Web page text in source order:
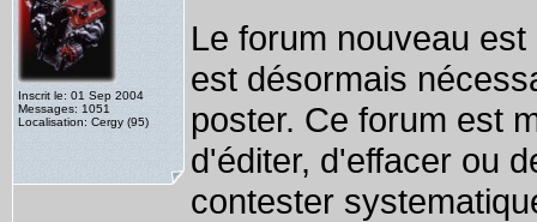
Inscrit le: 01 Sep 2004
Messages: 1051
Localisation: Cergy (95)
Le forum nouveau
est désormais
poster. Ce forum est
d'éditer, d'effacer ou
contester